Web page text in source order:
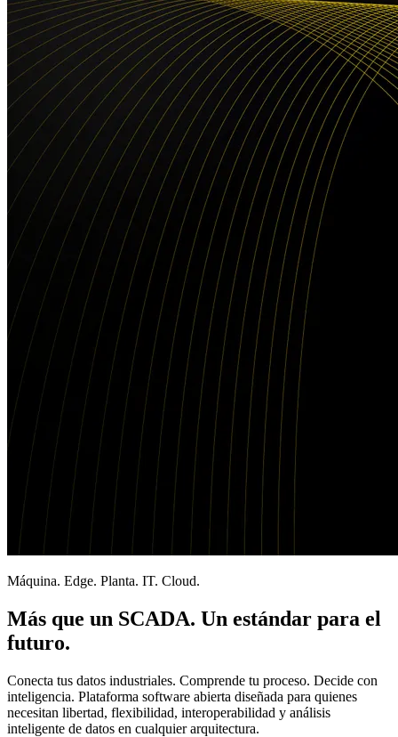
Máquina. Edge. Planta. IT. Cloud.
Más que un SCADA. Un estándar para el
futuro.
Conecta tus datos industriales. Comprende tu proceso. Decide con
inteligencia. Plataforma software abierta diseñada para quienes
necesitan libertad, flexibilidad, interoperabilidad y análisis
inteligente de datos en cualquier arquitectura.